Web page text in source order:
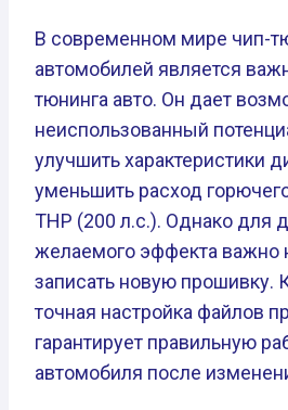
В современном мире чип-
автомобилей является
тюнинга авто. Он дает
неиспользованный
улучшить характеристики
уменьшить расход
THP (200 л.с.). Однако для
желаемого эффекта важно
записать новую прошивку.
точная настройка файлов
гарантирует правильную
автомобиля после